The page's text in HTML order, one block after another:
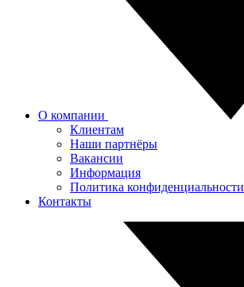
О компании
Клиентам
Наши партнёры
Вакансии
Информация
Политика конфиденциальности
Контакты